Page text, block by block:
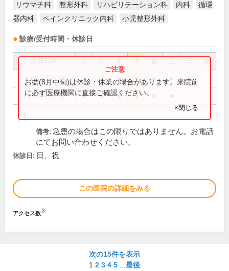
リウマチ科 整形外科 リハビリテーション科 内科
循環
器内科
ペインクリニック内科 小児整形外科
診療/受付時間・休診日
祝
9:00～12:30 ● ● ● ● ●
14:00～17:00 ● ● ● ●
お盆(8月中旬)は休診・休業の場合があります。来院前
に必ず医療機関に直接ご確認ください。
×閉じる
備考: 急患の場合はこの限りではありません。お電話
にてお問い合わせください。
休診日: 日、祝
この医院の詳細をみる
アクセス数※
次の15件を表示
1 2 3 4 5
最後